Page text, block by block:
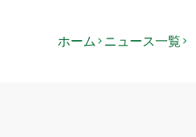
ホーム ニュース一覧